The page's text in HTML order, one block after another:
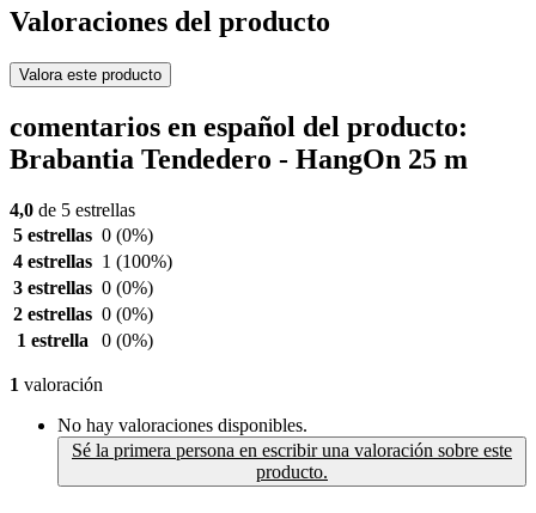
Valoraciones del producto
Valora este producto
comentarios en español del producto:
Brabantia Tendedero - HangOn 25 m
4,0 de 5 estrellas
5 estrellas 0 (0%)
4 estrellas 1 (100%)
3 estrellas 0 (0%)
2 estrellas 0 (0%)
1 estrella
0 (0%)
1 valoración
No hay valoraciones disponibles.
Sé la primera persona en escribir una valoración sobre este
producto.